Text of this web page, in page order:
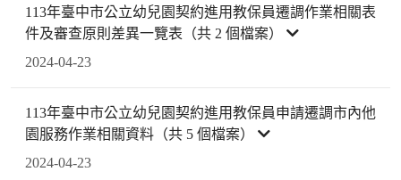
113年臺中市公立幼兒園契約進用教保員遷調作業相關表
件及審查原則差異一覽表（共 2 個檔案）
2024-04-23
113年臺中市公立幼兒園契約進用教保員申請遷調市內他
園服務作業相關資料（共 5 個檔案）
2024-04-23